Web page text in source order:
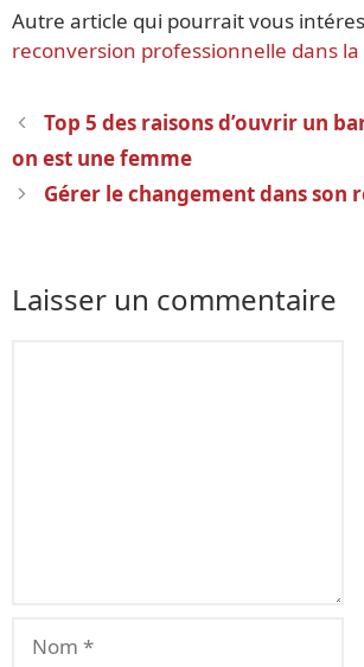
Autre article qui pourrait vous
reconversion professionnelle dans
Navigation
des
Top 5 des raisons d’ouvrir un
on est une femme
Gérer le changement dans son
Laisser un commentaire